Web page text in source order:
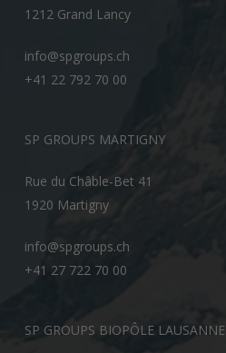
1212 Grand Lancy
info@spgroups.ch
+41 22 792 70 00
SP GROUPS MARTIGNY
Rue du Châble-Bet 41
1920 Martigny
info@spgroups.ch
+41 27 722 70 00
SP GROUPS BIOPÔLE LAUSANNE